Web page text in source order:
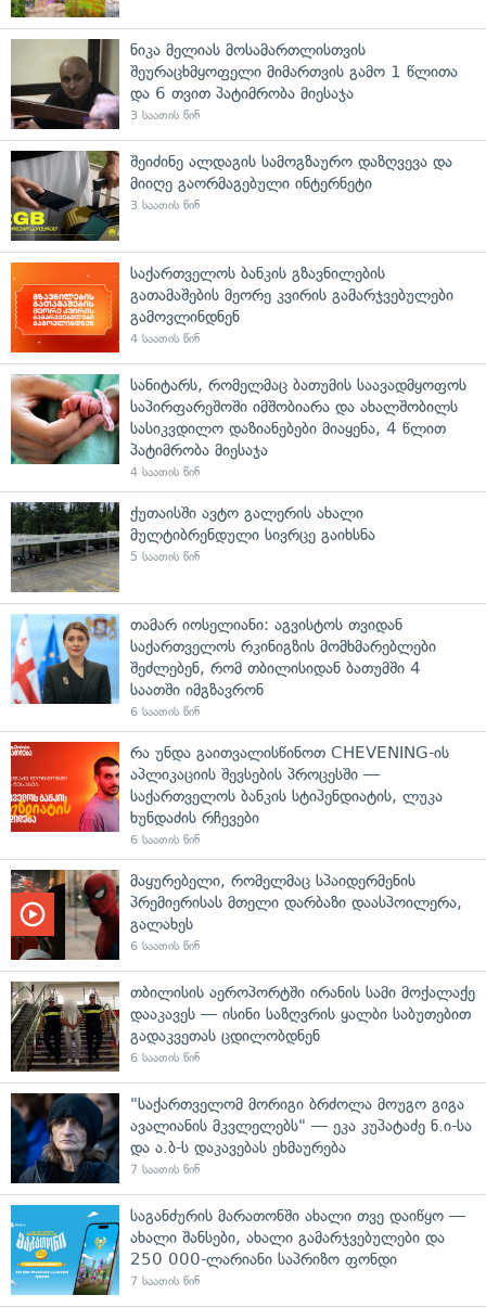
ნიკა მელიას მოსამართლისთვის
შეურაცხმყოფელი მიმართვის გამო 1 წლითა
და 6 თვით პატიმრობა მიესაჯა
3 საათის წინ
შეიძინე ალდაგის სამოგზაურო დაზღვევა და
მიიღე გაორმაგებული ინტერნეტი
3 საათის წინ
საქართველოს ბანკის გზავნილების
გათამაშების მეორე კვირის გამარჯვებულები
გამოვლინდნენ
4 საათის წინ
სანიტარს, რომელმაც ბათუმის საავადმყოფოს
საპირფარეშოში იმშობიარა და ახალშობილს
სასიკვდილო დაზიანებები მიაყენა, 4 წლით
პატიმრობა მიესაჯა
4 საათის წინ
ქუთაისში ავტო გალერის ახალი
მულტიბრენდული სივრცე გაიხსნა
5 საათის წინ
თამარ იოსელიანი: აგვისტოს თვიდან
საქართველოს რკინიგზის მომხმარებლები
შეძლებენ, რომ თბილისიდან ბათუმში 4
საათში იმგზავრონ
6 საათის წინ
რა უნდა გაითვალისწინოთ CHEVENING-ის
აპლიკაციის შევსების პროცესში —
საქართველოს ბანკის სტიპენდიატის, ლუკა
ხუნდაძის რჩევები
6 საათის წინ
მაყურებელი, რომელმაც სპაიდერმენის
პრემიერისას მთელი დარბაზი დაასპოილერა,
გალახეს
6 საათის წინ
თბილისის აეროპორტში ირანის სამი მოქალაქე
დააკავეს — ისინი საზღვრის ყალბი საბუთებით
გადაკვეთას ცდილობდნენ
6 საათის წინ
"საქართველომ მორიგი ბრძოლა მოუგო გიგა
ავალიანის მკვლელებს" — ეკა კუპატაძე ნ.ი-სა
და ა.ბ-ს დაკავებას ეხმაურება
7 საათის წინ
საგანძურის მარათონში ახალი თვე დაიწყო —
ახალი შანსები, ახალი გამარჯვებულები და
250 000-ლარიანი საპრიზო ფონდი
7 საათის წინ